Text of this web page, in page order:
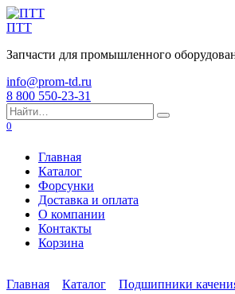
Перейти
к
ПТТ
Запчасти для промышленного
info@prom-td.ru
8 800 550-23-31
Search
for:
0
Главная
Каталог
Форсунки
Доставка и оплата
О компании
Контакты
Корзина
Главная Каталог Подшипники